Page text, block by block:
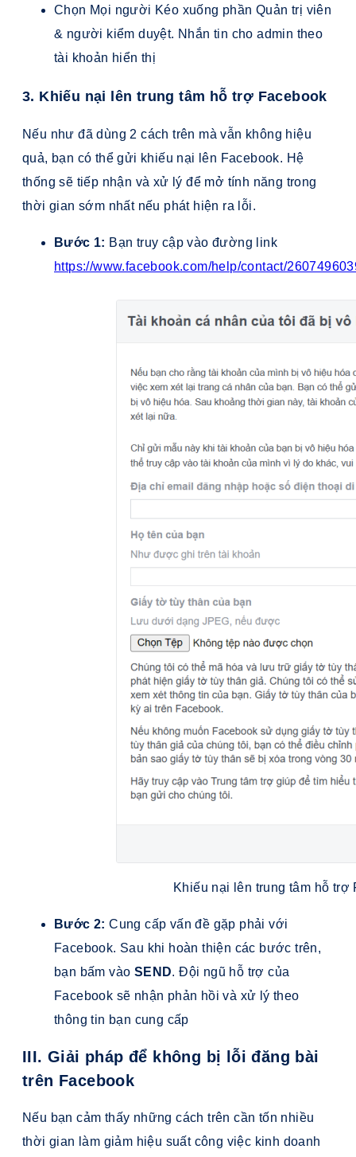
Chọn Mọi người Kéo xuống phần Quản trị viên
& người kiểm duyệt. Nhắn tin cho admin theo
tài khoản hiển thị
3. Khiếu nại lên trung tâm hỗ trợ Facebook
Nếu như đã dùng 2 cách trên mà vẫn không hiệu
quả, bạn có thể gửi khiếu nại lên Facebook. Hệ
thống sẽ tiếp nhận và xử lý để mở tính năng trong
thời gian sớm nhất nếu phát hiện ra lỗi.
Bước 1: Bạn truy cập vào đường link
https://www.facebook.com/help/contact/
Khiếu nại lên trung tâm hỗ
Bước 2: Cung cấp vấn đề gặp phải với
Facebook. Sau khi hoàn thiện các bước trên,
bạn bấm vào SEND. Đội ngũ hỗ trợ của
Facebook sẽ nhận phản hồi và xử lý theo
thông tin bạn cung cấp
III. Giải pháp để không bị lỗi đăng bài
trên Facebook
Nếu bạn cảm thấy những cách trên cần tốn nhiều
thời gian làm giảm hiệu suất công việc kinh doanh